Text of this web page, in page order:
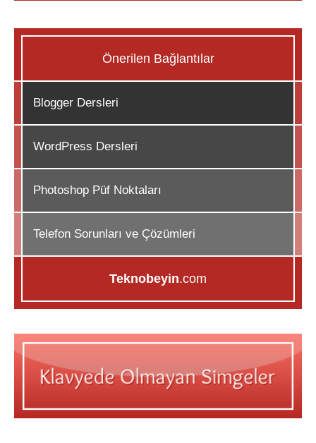
Önerilen Bağlantılar
Blogger Dersleri
WordPress Dersleri
Photoshop Püf Noktaları
Telefon Sorunları ve Çözümleri
Teknobeyin.com